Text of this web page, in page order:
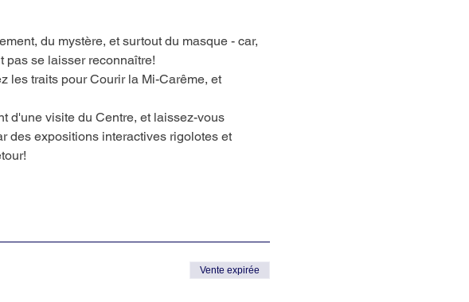
du mystère, et surtout du masque - car,
pas se laisser reconnaître!
les traits pour Courir la Mi-Carême, et
d'une visite du Centre, et laissez-vous
des expositions interactives rigolotes et
Vente expirée